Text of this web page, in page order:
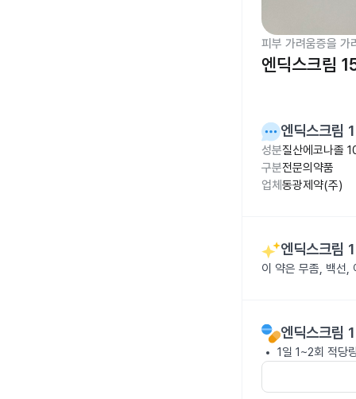
피부 가려움증을 가
엔딕스크림
엔딕스크림
성분질산에코나졸
구분전문의약품
업체 동광제약(주)
엔딕스크림
이 약은 무좀, 백선,
엔딕스크림
1일 1~2회 적당